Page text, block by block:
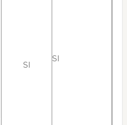
SI
SI